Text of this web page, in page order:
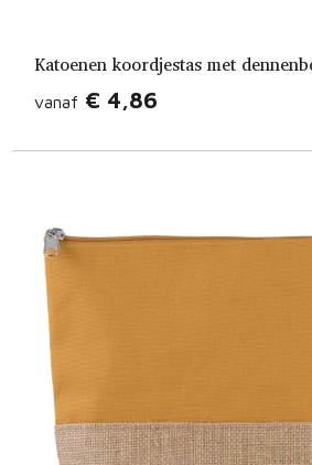
Katoenen koordjestas met
vanaf € 4,86